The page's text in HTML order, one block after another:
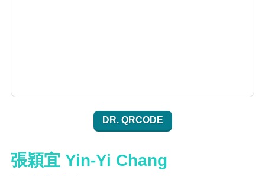
DR. QRCODE
張穎宜 Yin-Yi Chang